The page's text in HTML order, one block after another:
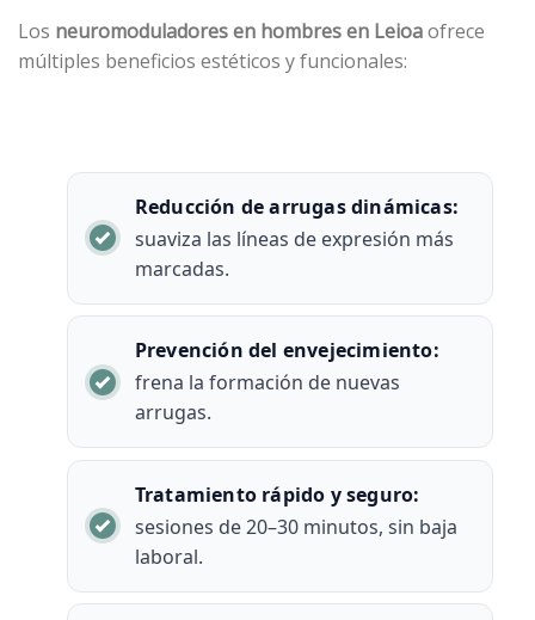
Los neuromoduladoresen hombres en Leioaofrece
múltiples beneficios estéticos y funcionales:
Reducción de arrugas dinámicas:
suaviza las líneas de expresión más
marcadas.
Prevención del envejecimiento:
frena la formación de nuevas
arrugas.
Tratamiento rápido y seguro:
sesiones de 20–30 minutos, sin baja
laboral.